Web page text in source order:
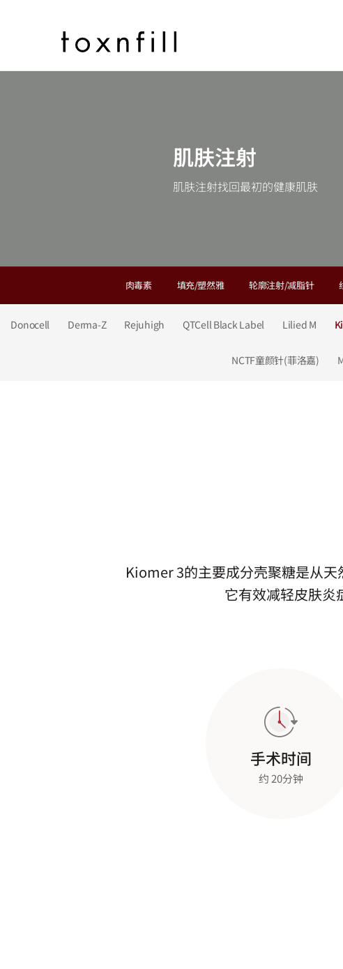
肌肤注射
肌肤注射找回最初的健康肌肤
肉毒素 填充/塑然雅 轮廓注射/减脂针
Donocell Derma-Z Rejuhigh QTCell Black Label Lilied M
NCTF童颜针(菲洛嘉)
Kiomer 3的主要成分壳聚糖是从天
它有效减轻皮肤炎
手术时间
约 20分钟